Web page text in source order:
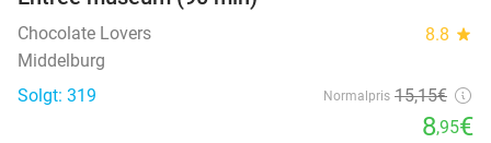
Chocolate Lovers 8.8 star
Middelburg
Solgt: 319
Normalpris 15,15€
8,95€